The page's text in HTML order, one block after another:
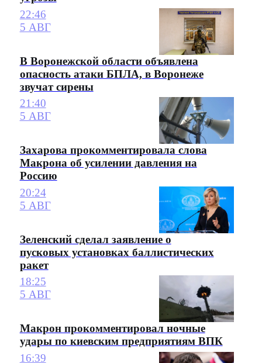
22:46
5 АВГ
В Воронежской области объявлена
опасность атаки БПЛА, в Воронеже
звучат сирены
21:40
5 АВГ
Захарова прокомментировала слова
Макрона об усилении давления на
Россию
20:24
5 АВГ
Зеленский сделал заявление о
пусковых установках баллистических
ракет
18:25
5 АВГ
Макрон прокомментировал ночные
удары по киевским предприятиям ВПК
16:39